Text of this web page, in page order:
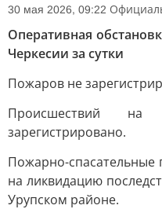
30 мая 2026, 09:22
Оперативная
Черкесии за сутки
Пожаров не
Происшествий
зарегистрировано.
Пожарно-спасательные
на ликвидацию
Урупском районе.